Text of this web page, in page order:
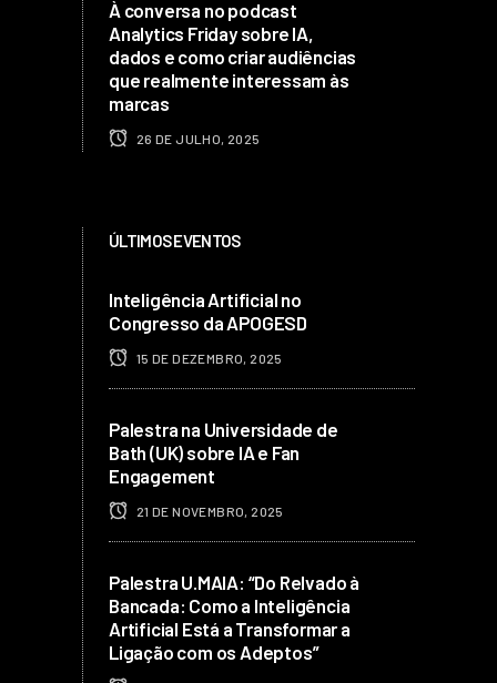
À conversa no podcast
Analytics Friday sobre IA,
dados e como criar audiências
que realmente interessam às
marcas
26 DE JULHO, 2025
ÚLTIMOS EVENTOS
Inteligência Artificial no
Congresso da APOGESD
15 DE DEZEMBRO, 2025
Palestra na Universidade de
Bath (UK) sobre IA e Fan
Engagement
21 DE NOVEMBRO, 2025
Palestra U.MAIA: “Do Relvado à
Bancada: Como a Inteligência
Artificial Está a Transformar a
Ligação com os Adeptos”